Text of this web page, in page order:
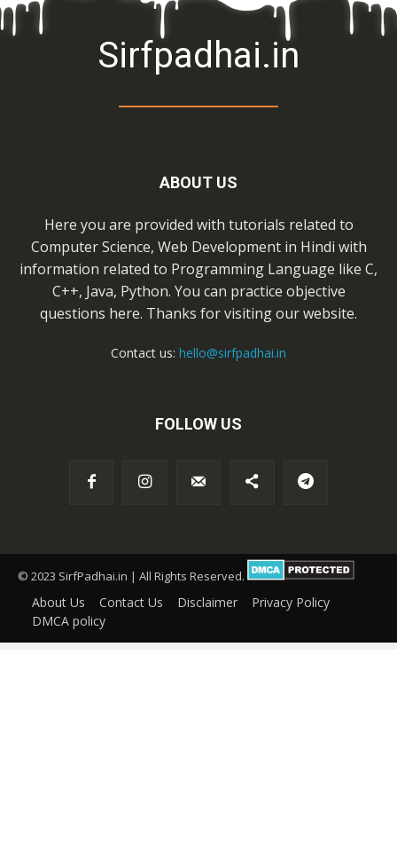
Sirfpadhai.in
ABOUT US
Here you are provided with tutorials related to
Computer Science, Web Development in Hindi with
information related to Programming Language like C,
C++, Java, Python. You can practice objective
questions here. Thanks for visiting our website.
Contact us: hello@sirfpadhai.in
FOLLOW US
© 2023 SirfPadhai.in | All Rights Reserved.
About Us Contact Us Disclaimer
Privacy Policy
DMCA policy